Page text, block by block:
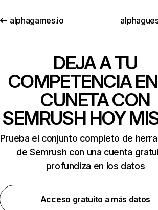
alphagames.io
DEJA A TU
COMPETENCIA
CUNETA CON
SEMRUSH HOY
Prueba el conjunto completo de
de Semrush con una cuenta
profundiza en los datos
Acceso gratuito a más datos